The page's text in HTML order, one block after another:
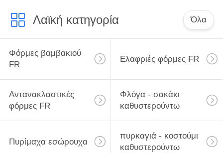
Λαϊκή κατηγορία Όλα
Φόρμες βαμβακιού
FR
Ελαφριές φόρμες FR
Αντανακλαστικές
φόρμες FR
Φλόγα - σακάκι
καθυστερούντω
Πυρίμαχα εσώρουχα
πυρκαγιά - κοστούμι
καθυστερούντω